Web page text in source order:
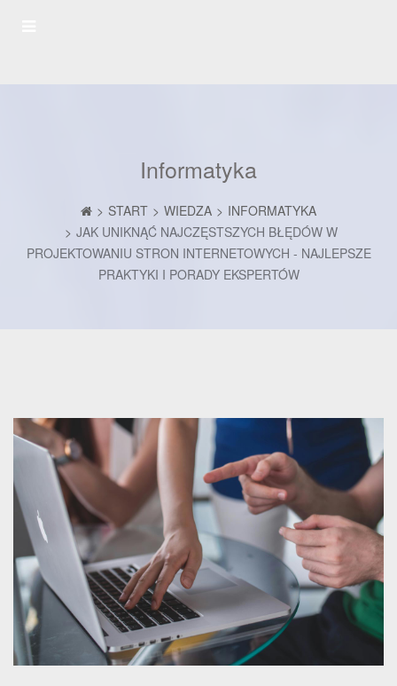
Informatyka
START WIEDZA
INFORMATYKA
JAK UNIKNĄĆ NAJCZĘSTSZYCH BŁĘDÓW W
PROJEKTOWANIU STRON INTERNETOWYCH - NAJLEPSZE
PRAKTYKI I PORADY EKSPERTÓW